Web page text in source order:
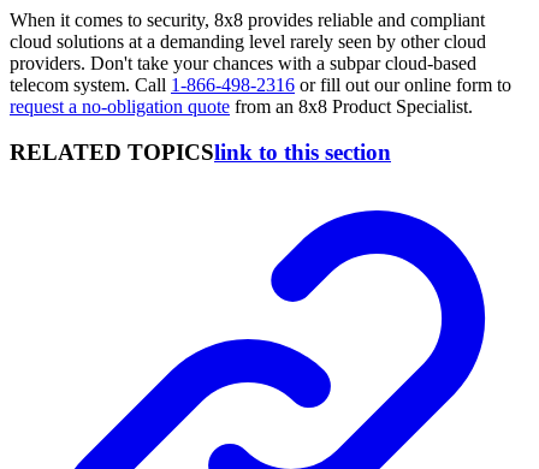
When it comes to security, 8x8 provides reliable and compliant
cloud solutions at a demanding level rarely seen by other cloud
providers. Don't take your chances with a subpar cloud-based
telecom system. Call 1-866-498-2316 or fill out our online form to
request a no-obligation quote from an 8x8 Product Specialist.
RELATED TOPICSlink to this section